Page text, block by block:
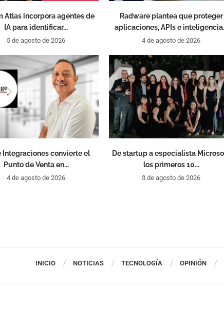
Atlas incorpora agentes de
IA para identificar...
5 de agosto de 2026
Radware plantea que proteger
aplicaciones, APIs e
4 de agosto de 2026
Integraciones convierte el
Punto de Venta en...
4 de agosto de 2026
De startup a especialista
los primeros 10...
3 de agosto de 2026
INICIO NOTICIAS TECNOLOGÍA OPINIÓN